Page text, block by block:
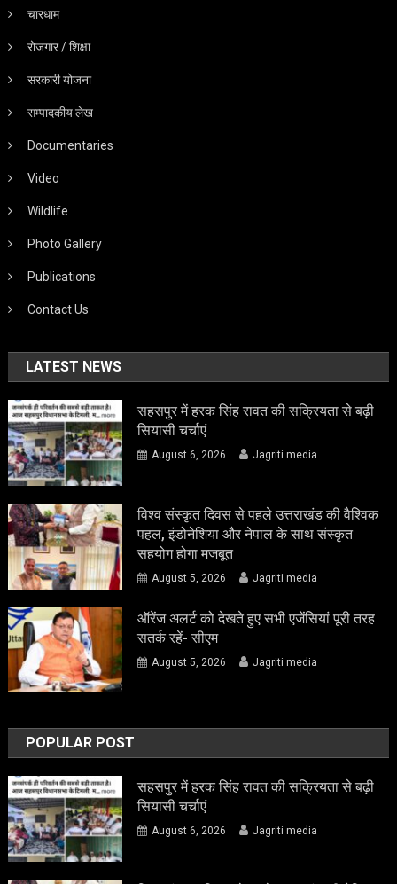
चारधाम
रोजगार / शिक्षा
सरकारी योजना
सम्पादकीय लेख
Documentaries
Video
Wildlife
Photo Gallery
Publications
Contact Us
LATEST NEWS
सहसपुर में हरक सिंह रावत की सक्रियता से बढ़ी
सियासी चर्चाएं
August 6, 2026 Jagriti media
विश्व संस्कृत दिवस से पहले उत्तराखंड की वैश्विक
पहल, इंडोनेशिया और नेपाल के साथ संस्कृत
सहयोग होगा मजबूत
August 5, 2026 Jagriti media
ऑरेंज अलर्ट को देखते हुए सभी एजेंसियां पूरी तरह
सतर्क रहें- सीएम
August 5, 2026 Jagriti media
POPULAR POST
सहसपुर में हरक सिंह रावत की सक्रियता से बढ़ी
सियासी चर्चाएं
August 6, 2026 Jagriti media